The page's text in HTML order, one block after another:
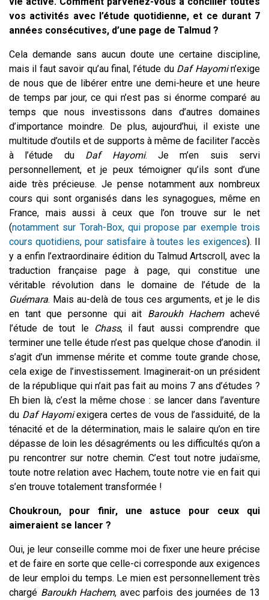
vos activités avec l’étude quotidienne, et ce durant 7
années consécutives, d’une page de Talmud ?
Cela demande sans aucun doute une certaine discipline,
mais il faut savoir qu’au final, l’étude du Daf Hayomin’exige
de nous que de libérer entre une demi-heure et une heure
de temps par jour, ce qui n’est pas si énorme comparé au
temps que nous investissons dans d’autres domaines
d’importance moindre. De plus, aujourd’hui, il existe une
multitude d’outils et de supports à même de faciliter l’accès
à l’étude du Daf Hayomi. Je m’en suis servi
personnellement, et je peux témoigner qu’ils sont d’une
aide très précieuse. Je pense notamment aux nombreux
cours qui sont organisés dans les synagogues, même en
France, mais aussi à ceux que l’on trouve sur le net
(notamment sur Torah-Box, qui propose par exemple trois
cours quotidiens, pour satisfaire à toutes les exigences). Il
y a enfin l’extraordinaire édition du Talmud Artscroll, avec la
traduction française page à page, qui constitue une
véritable révolution dans le domaine de l’étude de la
Guémara. Mais au-delà de tous ces arguments, et je le dis
en tant que personne qui ait Baroukh Hachemachevé
l’étude de tout le Chass, il faut aussi comprendre que
terminer une telle étude n’est pas quelque chose d’anodin. il
s’agit d’un immense mérite et comme toute grande chose,
cela exige de l’investissement. Imaginerait-on un président
de la république qui n’ait pas fait au moins 7 ans d’études ?
Eh bien là, c’est la même chose : se lancer dans l’aventure
du Daf Hayomiexigera certes de vous de l’assiduité, de la
ténacité et de la détermination, mais le salaire qu’on en tire
dépasse de loin les désagréments ou les difficultés qu’on a
pu rencontrer sur notre chemin. C’est tout notre judaïsme,
toute notre relation avec Hachem, toute notre vie en fait qui
s’en trouve totalement transformée !
Choukroun, pour finir, une astuce pour ceux qui
aimeraient se lancer ?
Oui, je leur conseille comme moi de fixer une heure précise
et de faire en sorte que celle-ci corresponde aux exigences
de leur emploi du temps. Le mien est personnellement très
chargé Baroukh Hachem, avec parfois des journées de 13